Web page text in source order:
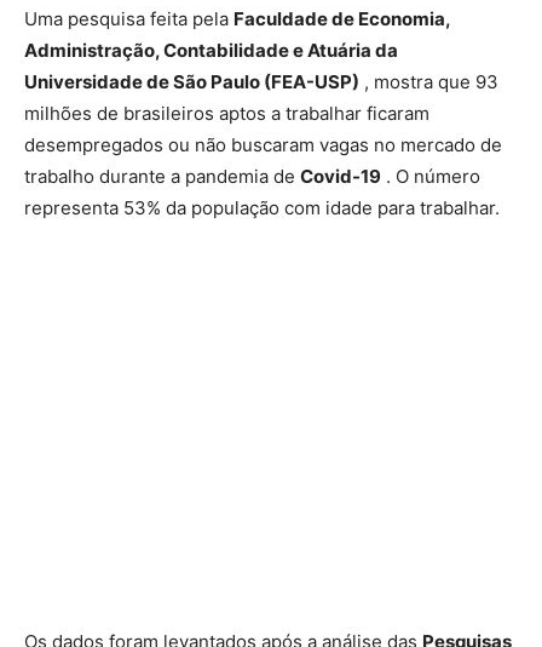
Uma pesquisa feita pela Faculdade de Economia,
Administração, Contabilidade e Atuária da
Universidade de São Paulo (FEA-USP) , mostra que 93
milhões de brasileiros aptos a trabalhar ficaram
desempregados ou não buscaram vagas no mercado de
trabalho durante a pandemia de Covid-19 . O número
representa 53% da população com idade para trabalhar.
Os dados foram levantados após a análise das Pesquisas